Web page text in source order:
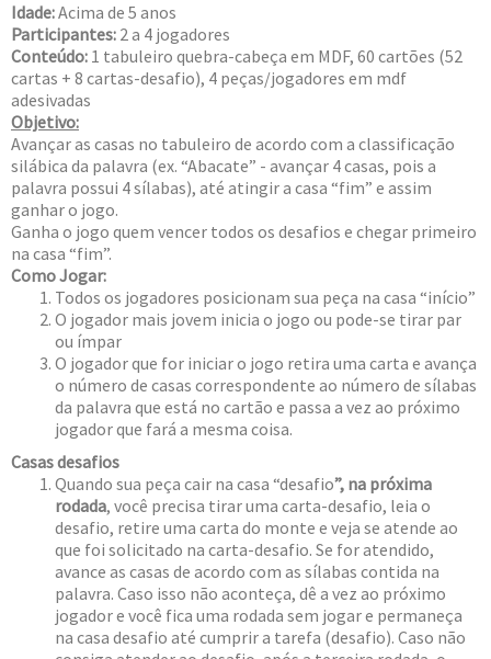
Idade:Acima de 5 anos
Participantes: 2 a 4 jogadores
Conteúdo: 1 tabuleiro quebra-cabeça em MDF, 60 cartões (52
cartas + 8 cartas-desafio), 4 peças/jogadores em mdf
adesivadas
Objetivo:
Avançar as casas no tabuleiro de acordo com a classificação
silábica da palavra (ex. “Abacate” - avançar 4 casas, pois a
palavra possui 4 sílabas), até atingir a casa “fim” e assim
ganhar o jogo.
Ganha o jogo quem vencer todos os desafios e chegar primeiro
na casa “fim”.
Como Jogar:
Todos os jogadores posicionam sua peça na casa “início”
O jogador mais jovem inicia o jogo ou pode-se tirar par
ou ímpar
O jogador que for iniciar o jogo retira uma carta e avança
o número de casas correspondente ao número de sílabas
da palavra que está no cartão e passa a vez ao próximo
jogador que fará a mesma coisa.
Casas desafios
Quando sua peça cair na casa “desafio”, na próxima
rodada, você precisa tirar uma carta-desafio, leia o
desafio, retire uma carta do monte e veja se atende ao
que foi solicitado na carta-desafio. Se for atendido,
avance as casas de acordo com as sílabas contida na
palavra. Caso isso não aconteça, dê a vez ao próximo
jogador e você fica uma rodada sem jogar e permaneça
na casa desafio até cumprir a tarefa (desafio). Caso não